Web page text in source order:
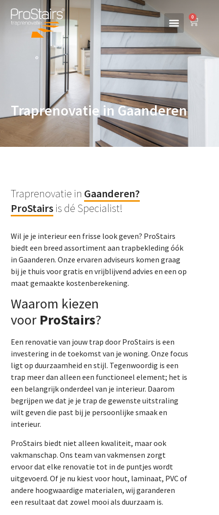
0
Traprenovatie in Gaanderen
Traprenovatie in Gaanderen?
ProStairs is dé Specialist!
Wil je je interieur een frisse look geven? ProStairs
biedt een breed assortiment aan trapbekleding óók
in Gaanderen. Onze ervaren adviseurs komen graag
bij je thuis voor gratis en vrijblijvend advies en een op
maat gemaakte kostenberekening.
Waarom kiezen
voor ProStairs?
Een renovatie van jouw trap door ProStairs is een
investering in de toekomst van je woning. Onze focus
ligt op duurzaamheid en stijl. Tegenwoordig is een
trap meer dan alleen een functioneel element; het is
een belangrijk onderdeel van je interieur. Daarom
begrijpen we dat je je trap de gewenste uitstraling
wilt geven die past bij je persoonlijke smaak en
interieur.
ProStairs biedt niet alleen kwaliteit, maar ook
vakmanschap. Ons team van vakmensen zorgt
ervoor dat elke renovatie tot in de puntjes wordt
uitgevoerd. Of je nu kiest voor hout, laminaat, PVC of
andere hoogwaardige materialen, wij garanderen
een resultaat dat zowel mooi als duurzaam is.